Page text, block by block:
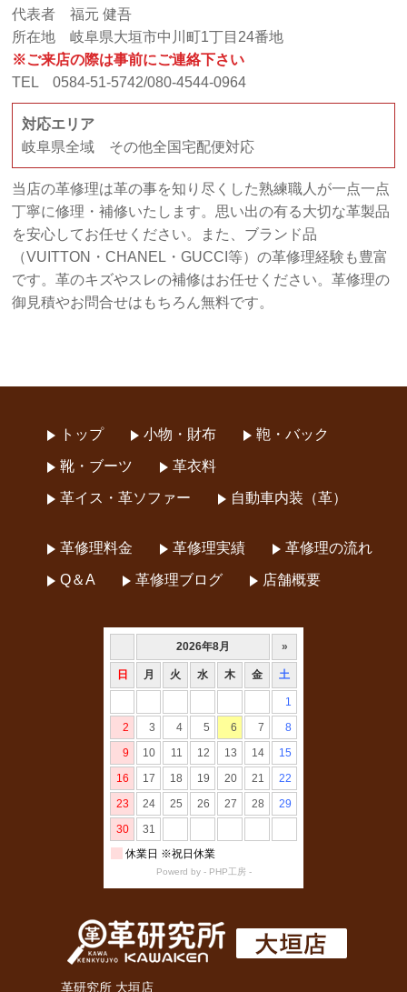
代表者 福元 健吾
所在地 岐阜県大垣市中川町1丁目24番地
※ご来店の際は事前にご連絡下さい
TEL 0584-51-5742/080-4544-0964
対応エリア
岐阜県全域 その他全国宅配便対応
当店の革修理は革の事を知り尽くした熟練職人が一点一点
丁寧に修理・補修いたします。思い出の有る大切な革製品
を安心してお任せください。また、ブランド品
（VUITTON・CHANEL・GUCCI等）の革修理経験も豊富
です。革のキズやスレの補修はお任せください。革修理の
御見積やお問合せはもちろん無料です。
トップ 小物・財布 鞄・バック
靴・ブーツ 革衣料
革イス・革ソファー 自動車内装（革）
革修理料金 革修理実績 革修理の流れ
Q＆A 革修理ブログ 店舗概要
革研究所 大垣店